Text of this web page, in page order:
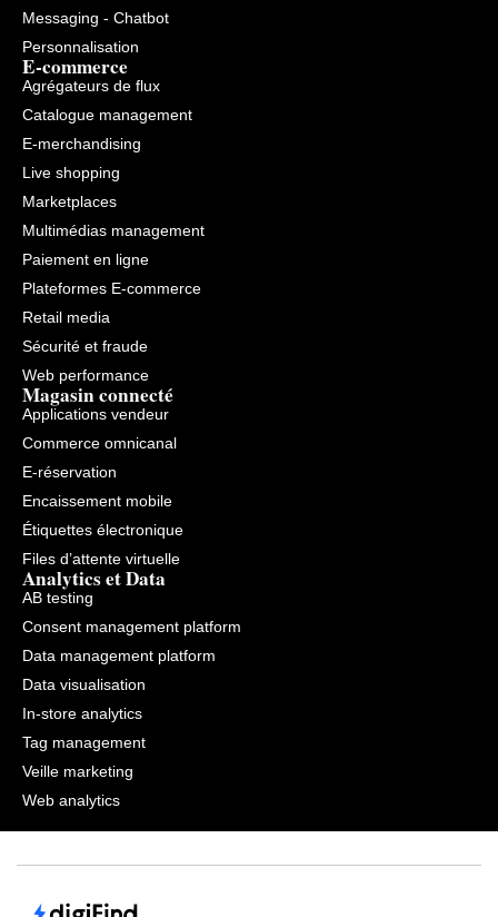
Messaging - Chatbot
Personnalisation
E-commerce
Agrégateurs de flux
Catalogue management
E-merchandising
Live shopping
Marketplaces
Multimédias management
Paiement en ligne
Plateformes E-commerce
Retail media
Sécurité et fraude
Web performance
Magasin connecté
Applications vendeur
Commerce omnicanal
E-réservation
Encaissement mobile
Étiquettes électronique
Files d’attente virtuelle
Analytics et Data
AB testing
Consent management platform
Data management platform
Data visualisation
In-store analytics
Tag management
Veille marketing
Web analytics